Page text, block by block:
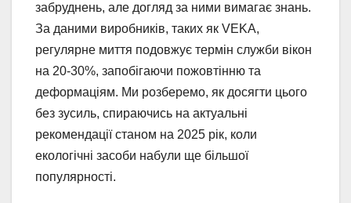
забруднень, але догляд за ними вимагає знань.
За даними виробників, таких як VEKA,
регулярне миття подовжує термін служби вікон
на 20-30%, запобігаючи пожовтінню та
деформаціям. Ми розберемо, як досягти цього
без зусиль, спираючись на актуальні
рекомендації станом на 2025 рік, коли
екологічні засоби набули ще більшої
популярності.